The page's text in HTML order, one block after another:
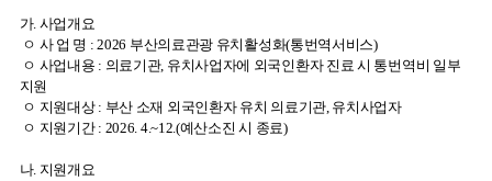
가. 사업개요
ㅇ 사 업 명 : 2026 부산의료관광 유치활성화(통번역서비스)
ㅇ 사업내용 : 의료기관, 유치사업자에 외국인환자 진료 시 통번역비 일부
지원
ㅇ 지원대상 : 부산 소재 외국인환자 유치 의료기관, 유치사업자
ㅇ 지원기간 : 2026. 4.~12.(예산소진 시 종료)
나. 지원개요